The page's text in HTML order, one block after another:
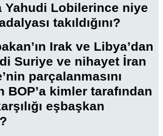
Yahudi Lobilerince niye
takıldığını?
Irak ve Libya’dan
Suriye ve nihayet İran
parçalanmasını
BOP’a kimler tarafından
eşbaşkan